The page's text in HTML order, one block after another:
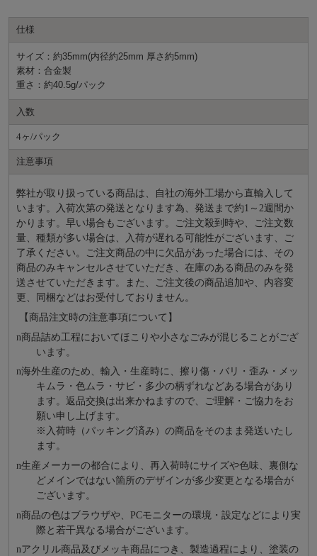
仕様
サイズ：約35mm(内径約25mm 厚さ約5mm)
素材：合金製
重さ：約40.5g/パック
入数
4ヶ/パック
注意事項
弊社が取り扱っている商品は、自社の海外工場から直輸入して
います。入荷次第の発送となります為、発送まで約1～2週間か
かります。早い場合もございます。ご注文殺到時や、ご注文数
量、種類が多い場合は、入荷が遅れる可能性がございます、ご
了承ください。ご注文商品の中に欠品があった場合には、その
商品のみキャンセルさせていただき、在庫のある商品のみを発
送させていただきます。また、ご注文後の商品追加や、内容変
更、同梱などはお受付しておりません。
【商品注文時の注意事項について】
n商品詰め⼯程においてほこりや⼩さなごみが混じることがござ
います。
n海外⽣産のため、輸⼊・⽣産時に、擦り傷・バリ・歪み・メッ
キムラ・色ムラ・サビ・多少の柄ずれなどある場合があり
ます。返品交換は出来かねますので、ご理解・ご協⼒をお
願い申し上げます。
※⼊荷時（パッキング済み）の商品をそのまま発送いたし
ます。
n⽣産メーカーの都合により、再⼊荷時にサイズや⾊味、裏側な
どメインではない箇所のデザインが多少変更となる場合が
ございます。
n商品の⾊はブラウザや、PCモニターの環境・設定などにより実
際と若⼲異なる場合がございます。
nアクリル商品及びメッキ商品につき、製造過程により、塗装の